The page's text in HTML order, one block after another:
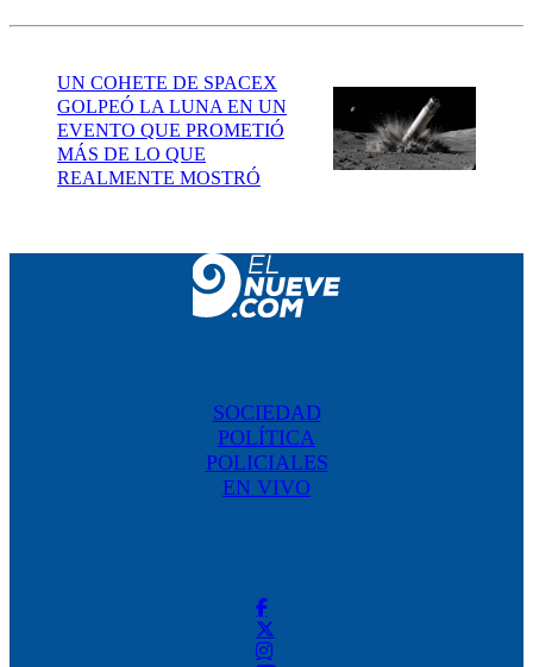
UN COHETE DE SPACEX
GOLPEÓ LA LUNA EN UN
EVENTO QUE PROMETIÓ
MÁS DE LO QUE
REALMENTE MOSTRÓ
SOCIEDAD
POLÍTICA
POLICIALES
EN VIVO